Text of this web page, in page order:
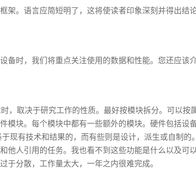
架。语言应简短明了，这将使读者印象深刻并得出结
时，我们将重点关注使用的数据和性能。您还应该
，取决于研究工作的性质。最好按模块拆分。可以按
模块。每个模块中都有一些额外的模块。硬件包括设
现有技术和结果的，而有些则是设计，派生或自制的
人引用的任务。我也看不到这些功能是什么以及可
分散，工作量太大，一年之内很难完成。